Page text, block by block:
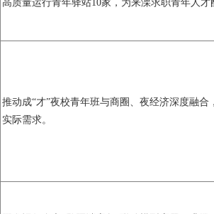
高质量运行青年驿站10家，为来溧求职青年人
推动成“才”夜校青年班与商圈、夜经济深度融
实际需求。